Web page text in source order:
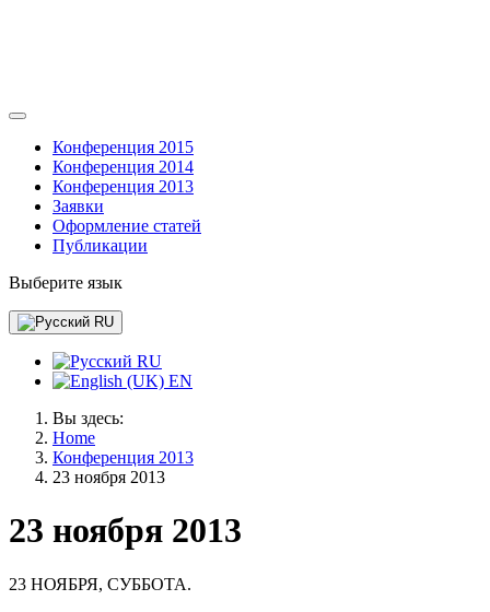
Конференция 2015
Конференция 2014
Конференция 2013
Заявки
Оформление статей
Публикации
Выберите язык
RU
RU
EN
Вы здесь:
Home
Конференция 2013
23 ноября 2013
23 ноября 2013
23 НОЯБРЯ, СУББОТА.